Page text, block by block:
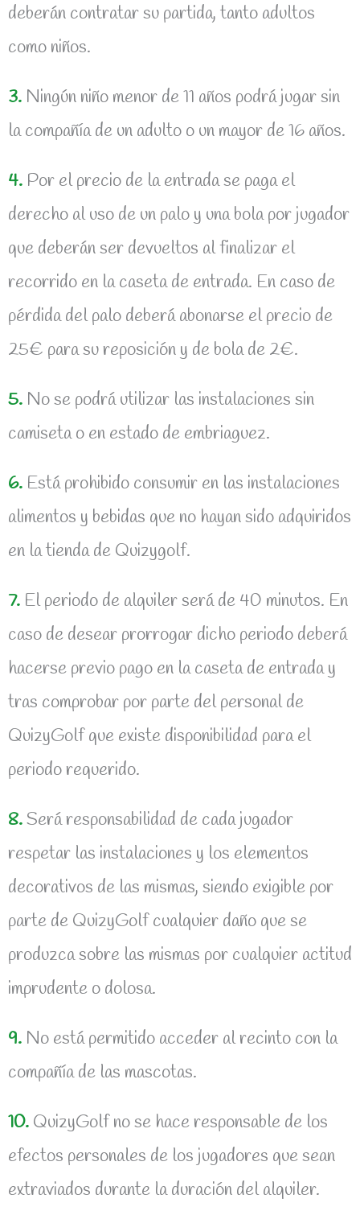
deberán contratar su partida, tanto adultos
como niños.
3. Ningún niño menor de 11 años podrá jugar sin
la compañía de un adulto o un mayor de 16 años.
4. Por el precio de la entrada se paga el
derecho al uso de un palo y una bola por jugador
que deberán ser devueltos al finalizar el
recorrido en la caseta de entrada. En caso de
pérdida del palo deberá abonarse el precio de
25€ para su reposición y de bola de 2€.
5. No se podrá utilizar las instalaciones sin
camiseta o en estado de embriaguez.
6. Está prohibido consumir en las instalaciones
alimentos y bebidas que no hayan sido adquiridos
en la tienda de Quizygolf.
7. El periodo de alquiler será de 40 minutos. En
caso de desear prorrogar dicho periodo deberá
hacerse previo pago en la caseta de entrada y
tras comprobar por parte del personal de
QuizyGolf que existe disponibilidad para el
periodo requerido.
8.Será responsabilidad de cada jugador
respetar las instalaciones y los elementos
decorativos de las mismas, siendo exigible por
parte de QuizyGolf cualquier daño que se
produzca sobre las mismas por cualquier actitud
imprudente o dolosa.
9. No está permitido acceder al recinto con la
compañía de las mascotas.
10. QuizyGolf no se hace responsable de los
efectos personales de los jugadores que sean
extraviados durante la duración del alquiler.